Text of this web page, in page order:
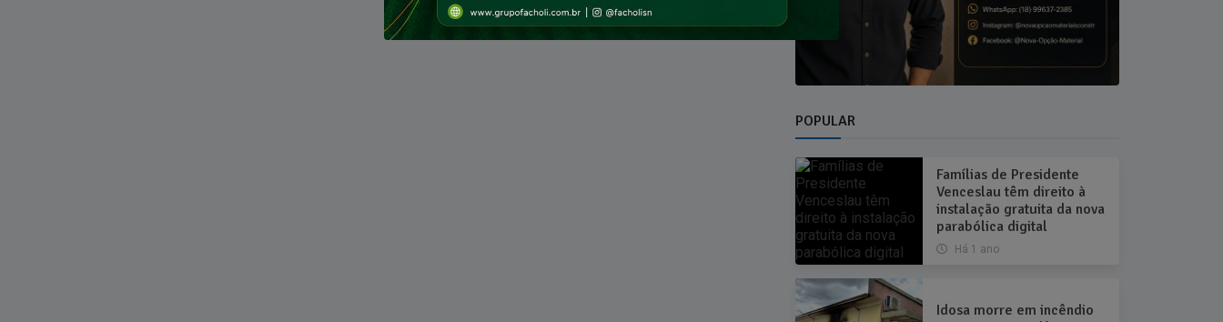
POPULAR
Famílias de Presidente
Venceslau têm direito à
instalação gratuita da nova
parabólica digital
Há 1 ano
Idosa morre em incêndio